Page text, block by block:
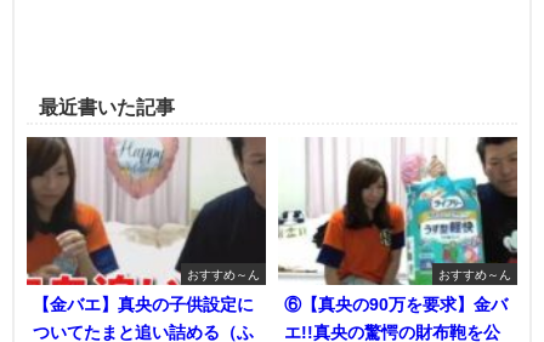
最近書いた記事
おすすめ～ん
【金バエ】真央の子供設定に
ついてたまと追い詰める（ふ
おすすめ～ん
⑥【真央の90万を要求】金バ
エ!!真央の驚愕の財布鞄を公